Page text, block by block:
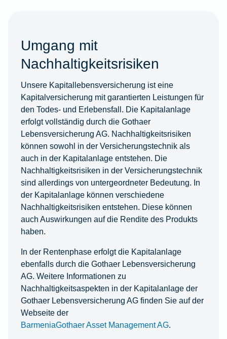
Umgang mit
Nachhaltigkeitsrisiken
Unsere Kapitallebensversicherung ist eine
Kapitalversicherung mit garantierten Leistungen für
den Todes- und Erlebensfall. Die Kapitalanlage
erfolgt vollständig durch die Gothaer
Lebensversicherung AG. Nachhaltigkeitsrisiken
können sowohl in der Versicherungstechnik als
auch in der Kapitalanlage entstehen. Die
Nachhaltigkeitsrisiken in der Versicherungstechnik
sind allerdings von untergeordneter Bedeutung. In
der Kapitalanlage können verschiedene
Nachhaltigkeitsrisiken entstehen. Diese können
auch Auswirkungen auf die Rendite des Produkts
haben.
In der Rentenphase erfolgt die Kapitalanlage
ebenfalls durch die Gothaer Lebensversicherung
AG. Weitere Informationen zu
Nachhaltigkeitsaspekten in der Kapitalanlage der
Gothaer Lebensversicherung AG finden Sie auf der
Webseite der
BarmeniaGothaer Asset Management AG.